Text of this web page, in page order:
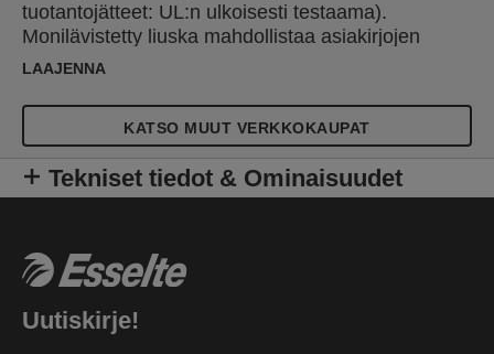
tuotantojätteet: UL:n ulkoisesti testaama).
Monilävistetty liuska mahdollistaa asiakirjojen
kätevän säilyttämisen kansioissa ja mapeissa.
paperiarkkeja, jopa 80 arkkia. Koko tuote voidaan
käyttää uudelleen ja kierrättää uudelleen. Se on
pakattu 70% kierrätetystä polypropeenista
valmistettuun pakkauksekseen, ja on 100%
LAAJENNA
KATSO MUUT VERKKOKAUPAT
Tekniset tiedot & Ominaisuudet
Uutiskirje!